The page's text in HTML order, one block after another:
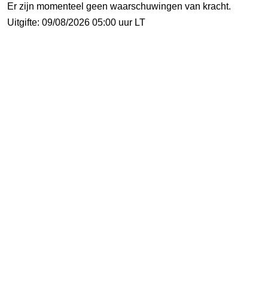
Er zijn momenteel geen waarschuwingen van kracht.
Uitgifte: 09/08/2026 05:00 uur LT